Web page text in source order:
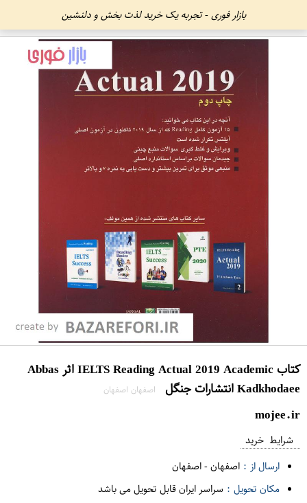
بازار فوری - تجربه یک خرید لذت بخش و دلنشین
کتاب IELTS Reading Actual 2019 Academic اثر Abbas
Kadkhodaee انتشارات جنگل
اصفهان اصفهان
mojee.ir
شرایط خرید
ارسال از : اصفهان-اصفهان
مکان تحویل : سراسر ایران قابل تحویل می باشد